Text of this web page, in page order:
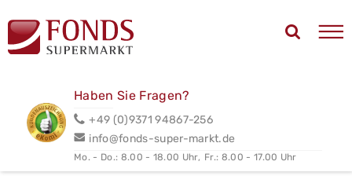
Haben Sie Fragen?
+49 (0)9371 94867-256
info@fonds-super-markt.de
Mo. - Do.: 8.00 - 18.00 Uhr, Fr.: 8.00 - 17.00 Uhr